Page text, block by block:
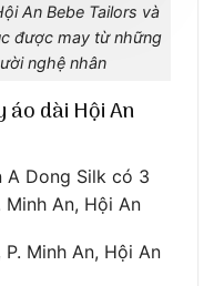
An Bebe Tailors và
được may từ những
nghệ nhân
áo dài Hội An
A Dong Silk có 3
An, Hội An
Minh An, Hội An